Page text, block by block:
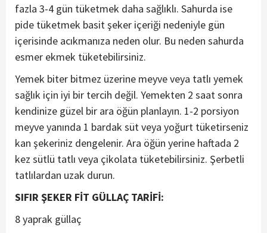
fazla 3-4 gün tüketmek daha sağlıklı. Sahurda ise
pide tüketmek basit şeker içeriği nedeniyle gün
içerisinde acıkmanıza neden olur. Bu neden sahurda
esmer ekmek tüketebilirsiniz.
Yemek biter bitmez üzerine meyve veya tatlı yemek
sağlık için iyi bir tercih değil. Yemekten 2 saat sonra
kendinize güzel bir ara öğün planlayın. 1-2 porsiyon
meyve yanında 1 bardak süt veya yoğurt tüketirseniz
kan şekeriniz dengelenir. Ara öğün yerine haftada 2
kez sütlü tatlı veya çikolata tüketebilirsiniz. Şerbetli
tatlılardan uzak durun.
SIFIR ŞEKER FİT GÜLLAÇ TARİFİ:
8 yaprak güllaç